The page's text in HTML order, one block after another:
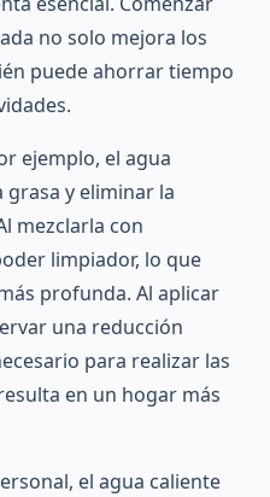
no solo mejora los
puede ahorrar tiempo
ejemplo, el agua
grasa y eliminar la
mezclarla con
limpiador, lo que
profunda. Al aplicar
una reducción
para realizar las
en un hogar más
el agua caliente